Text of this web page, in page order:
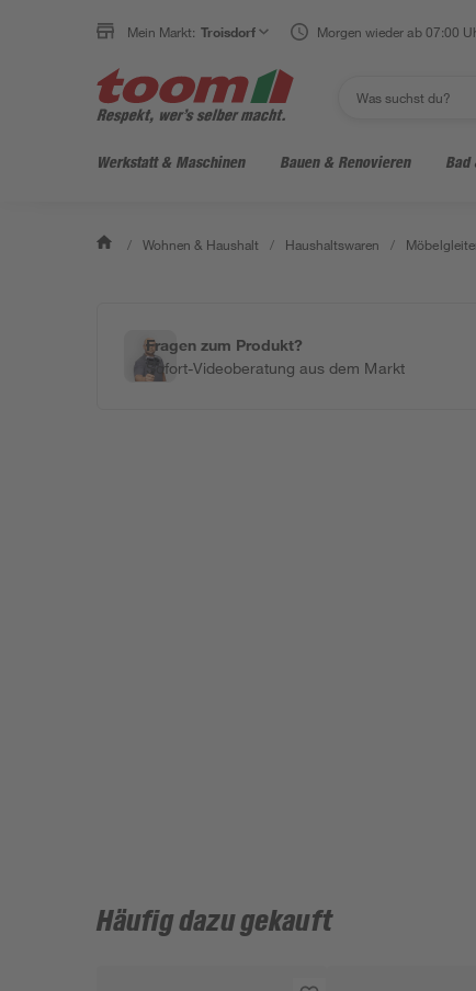
Mein Markt: Troisdorf Morgen wieder ab 07:00
Werkstatt & Maschinen Bauen & Renovieren Bad
/ Wohnen & Haushalt / Haushaltswaren /
Fragen zum Produkt?
Sofort-Videoberatung aus dem Markt
Häufig dazu gekauft